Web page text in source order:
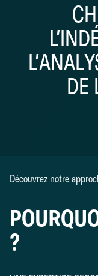
DE
Découvrez notre
?